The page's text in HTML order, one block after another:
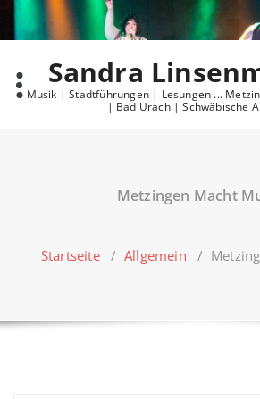
content
Sandra
Musik | Stadtführungen | Lesungen ...
| Bad Urach | Schwäbische
Metzingen Macht
Startseite/ Allgemein /